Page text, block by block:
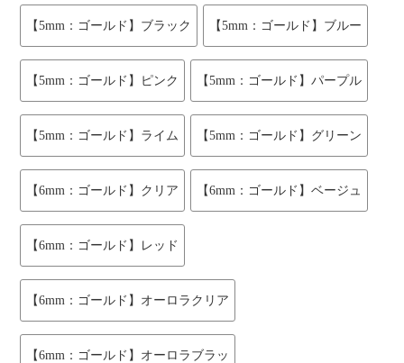
【5mm：ゴールド】ブラック 【5mm：ゴールド】ブルー
【5mm：ゴールド】ピンク 【5mm：ゴールド】パープル
【5mm：ゴールド】ライム 【5mm：ゴールド】グリーン
【6mm：ゴールド】クリア 【6mm：ゴールド】ベージュ
【6mm：ゴールド】レッド
【6mm：ゴールド】オーロラクリア
【6mm：ゴールド】オーロラブラッ